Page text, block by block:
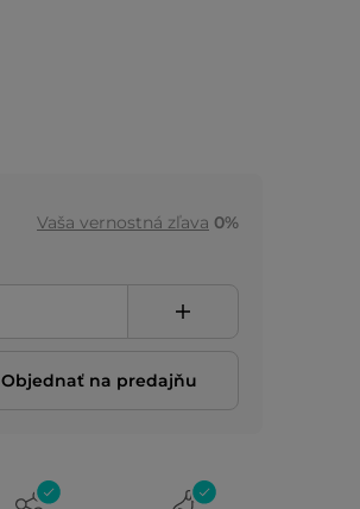
Vaša vernostná zľava 0%
Objednať na predajňu